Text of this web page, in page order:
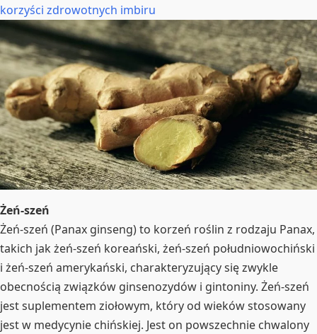
korzyści zdrowotnych imbiru
Żeń-szeń
Żeń-szeń (Panax ginseng) to korzeń roślin z rodzaju Panax,
takich jak żeń-szeń koreański, żeń-szeń południowochiński
i żeń-szeń amerykański, charakteryzujący się zwykle
obecnością związków ginsenozydów i gintoniny. Żeń-szeń
jest suplementem ziołowym, który od wieków stosowany
jest w medycynie chińskiej. Jest on powszechnie chwalony